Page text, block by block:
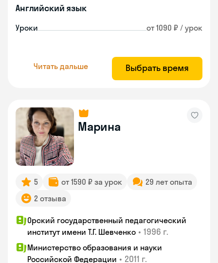
Английский язык
Уроки от 1090 ₽ / урок
Читать дальше Выбрать время
Марина
5 от 1590 ₽ за урок
29 лет опыта
2 отзыва
Орский государственный педагогический
институт имени Т.Г. Шевченко • 1996 г.
Министерство образования и науки
Российской Федерации • 2011 г.